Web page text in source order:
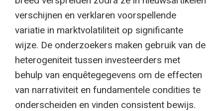
verschijnen en verklaren voorspellende
variatie in marktvolatiliteit op significante
wijze. De onderzoekers maken gebruik van de
heterogeniteit tussen investeerders met
behulp van enquêtegegevens om de effecten
van narrativiteit en fundamentele condities te
onderscheiden en vinden consistent bewijs.